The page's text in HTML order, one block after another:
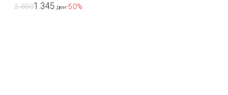
2.6901.345 ден-50%